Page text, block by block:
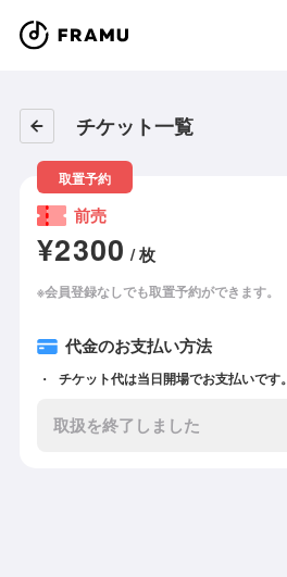
チケット一覧
取置予約
前売
¥2300 / 枚
※会員登録なしでも取置予約ができます。
代金のお支払い方法
チケット代は当日開場でお支払いです。
取扱を終了しました